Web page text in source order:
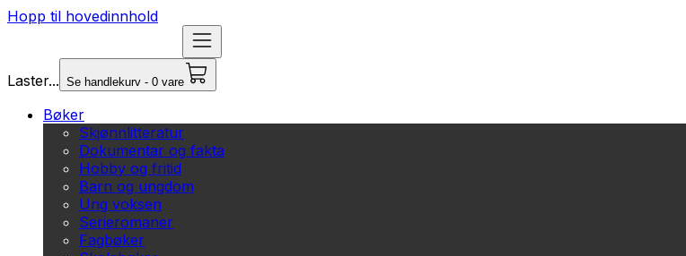
Hopp til hovedinnhold
Laster... Se handlekurv - 0 vare
Bøker
Skjønnlitteratur
Dokumentar og fakta
Hobby og fritid
Barn og ungdom
Ung voksen
Serieromaner
Fagbøker